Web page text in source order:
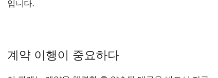
입니다.
계약 이행이 중요하다